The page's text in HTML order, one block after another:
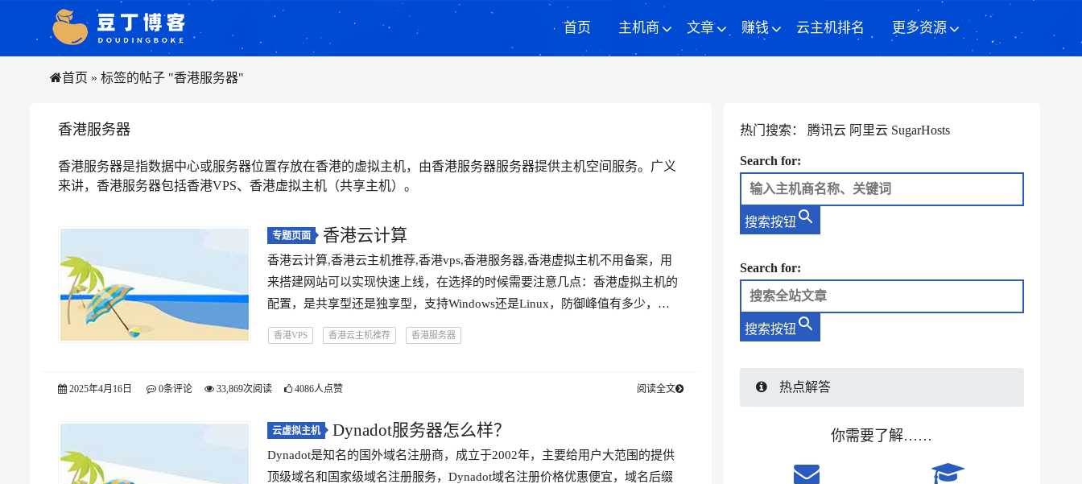
首页 主机商 文章 赚钱 云主机排名 更多资源
首页 » 标签的帖子 "香港服务器"
香港服务器
香港服务器是指数据中心或服务器位置存放在香港的虚拟主机，由香港服务器服务器提供主机空间服务。广义
来讲，香港服务器包括香港VPS、香港虚拟主机（共享主机）。
专题页面 香港云计算
香港云计算,香港云主机推荐,香港vps,香港服务器,香港虚拟主机不用备案，用
来搭建网站可以实现快速上线，在选择的时候需要注意几点：香港虚拟主机的
配置，是共享型还是独享型，支持Windows还是Linux，防御峰值有多少，…
香港VPS 香港云主机推荐 香港服务器
2025年4月16日 0条评论 33,869次阅读 4086人点赞 阅读全文
云虚拟主机 Dynadot服务器怎么样？
Dynadot是知名的国外域名注册商，成立于2002年，主要给用户大范围的提供
顶级域名和国家级域名注册服务，Dynadot域名注册价格优惠便宜，域名后缀
热门搜索： 腾讯云 阿里云 SugarHosts
Search for:
搜索按钮
Search for:
搜索按钮
热点解答
你需要了解……